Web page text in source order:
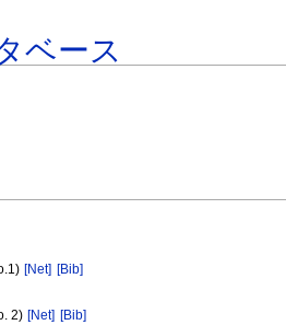
ベース
[Net] [Bib]
2) [Net] [Bib]